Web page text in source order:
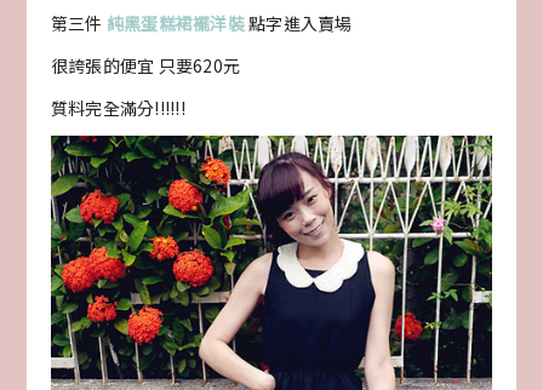
第三件 純黑蛋糕裙襬洋裝點字進入賣場
很誇張的便宜 只要620元
質料完全滿分!!!!!!